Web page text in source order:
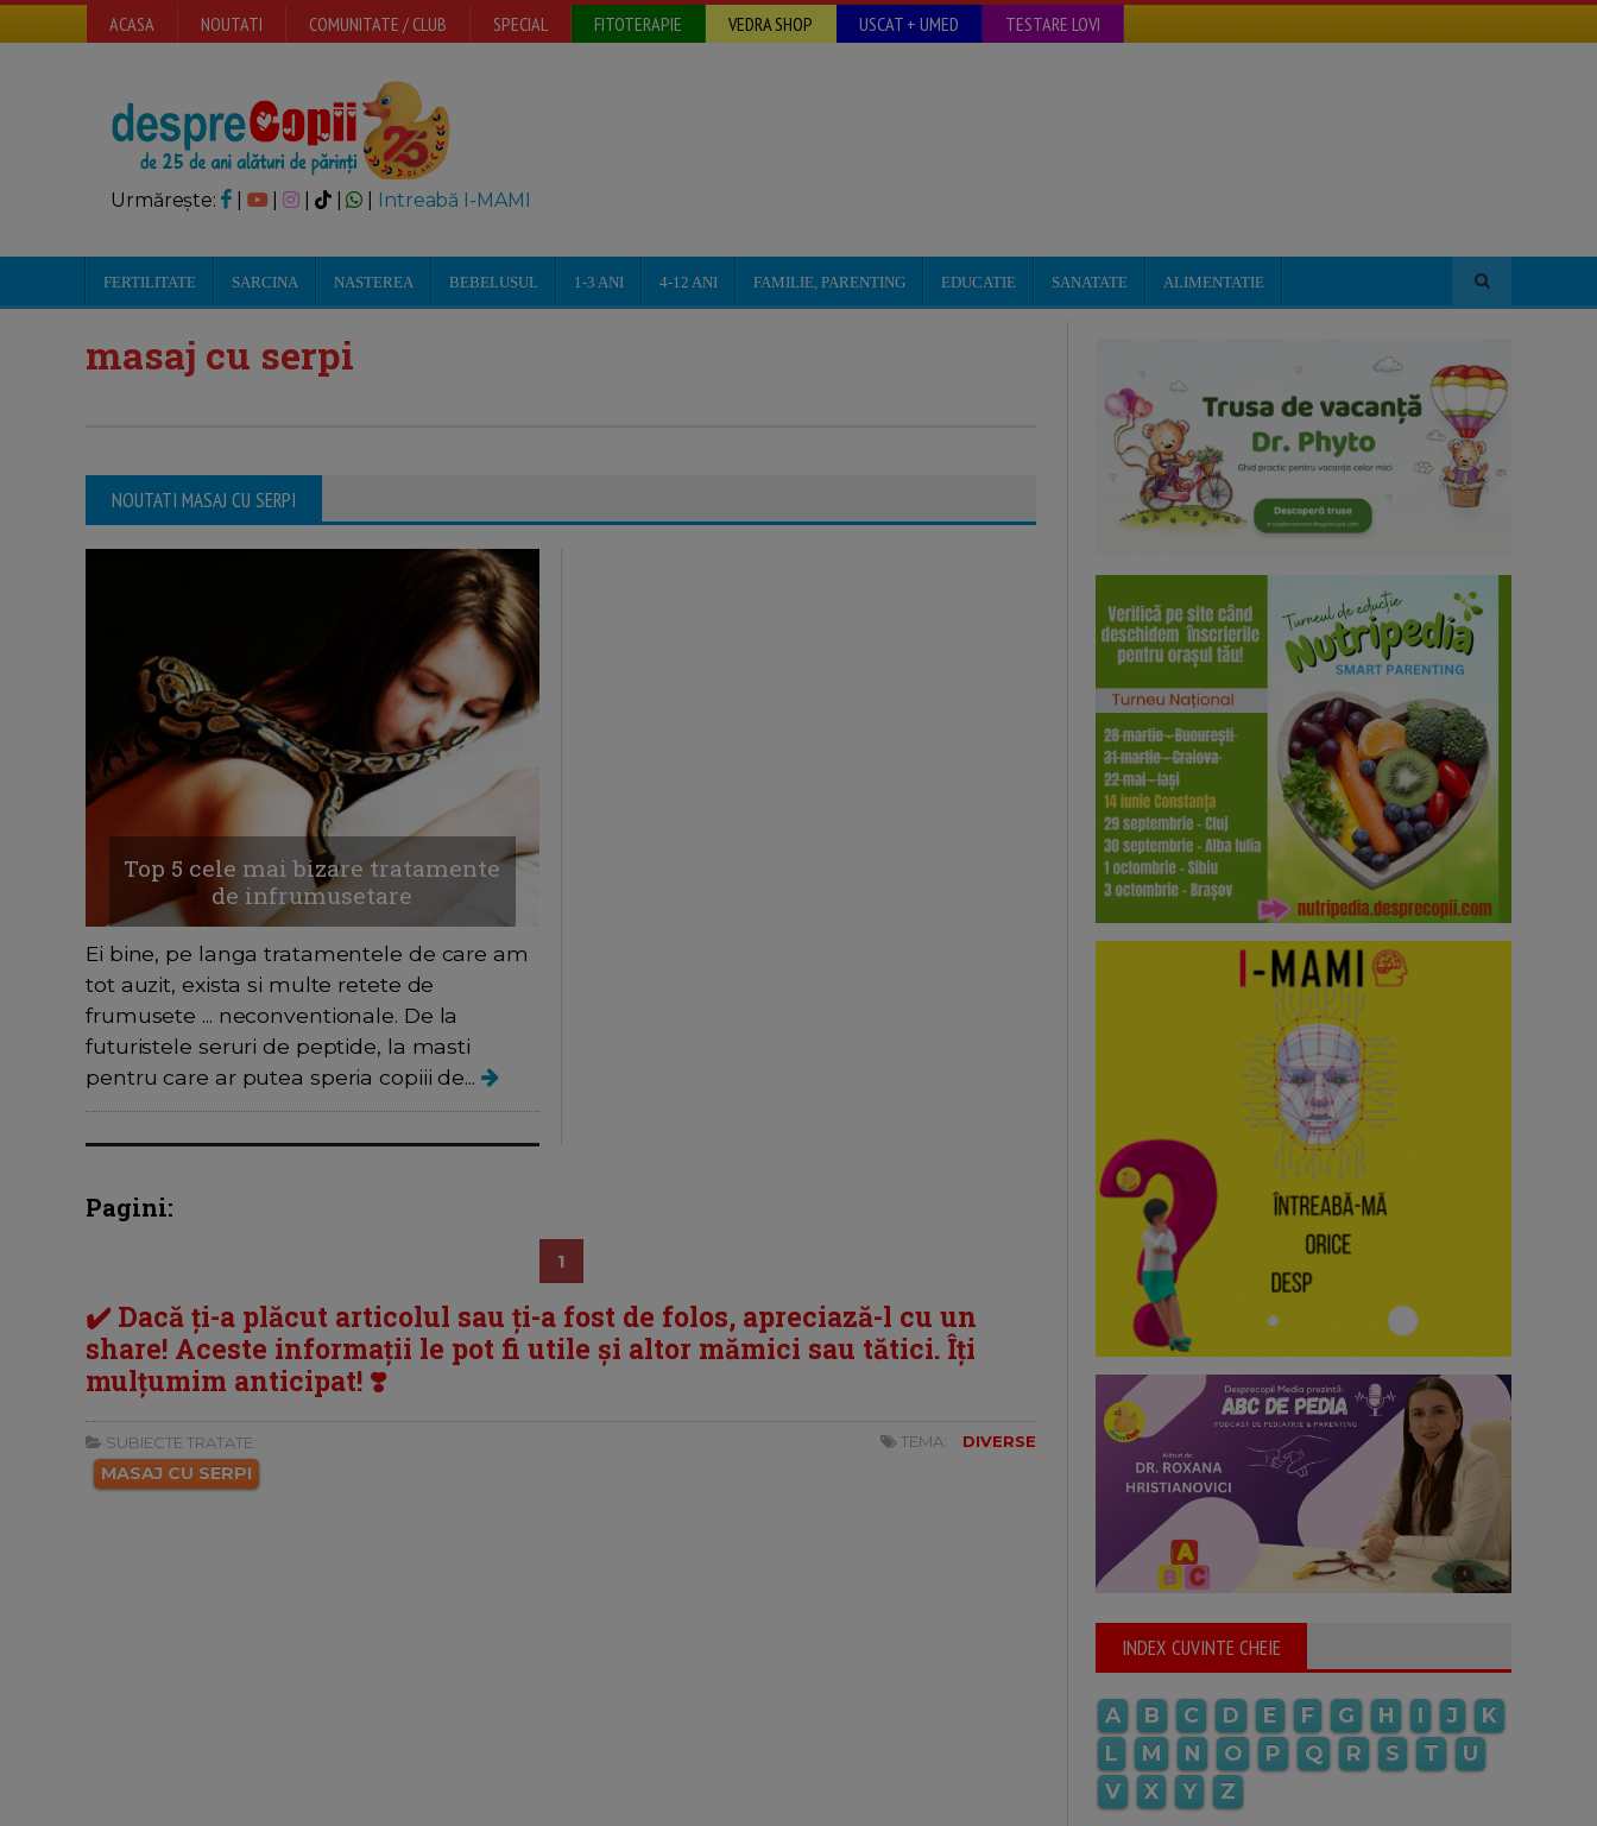
ACASA NOUTATI COMUNITATE / CLUB SPECIAL FITOTERAPIE VEDRA SHOP USCAT + UMED TESTARE LOVI
Urmărește: | | Intreabă I-MAMI
FERTILITATE SARCINA NASTEREA BEBELUSUL 1-3 ANI 4-12 ANI FAMILIE, PARENTING EDUCATIE SANATATE ALIMENTATIE
masaj cu serpi
NOUTATI MASAJ CU SERPI
Top 5 cele mai bizare tratamente
de infrumusetare
Ei bine, pe langa tratamentele de care am
tot auzit, exista si multe retete de
frumusete ... neconventionale. De la
futuristele seruri de peptide, la masti
pentru care ar putea speria copiii de...
Pagini:
1
✔️ Dacă ți-a plăcut articolul sau ți-a fost de folos, apreciază-l cu un
share! Aceste informații le pot fi utile și altor mămici sau tătici. Îți
mulțumim anticipat! ❣️
SUBIECTE TRATATE:
MASAJ CU SERPI
TEMA: DIVERSE
INDEX CUVINTE CHEIE
A B C D E F G H I J
K
L
M N O P Q R S T
U
V
X Y Z